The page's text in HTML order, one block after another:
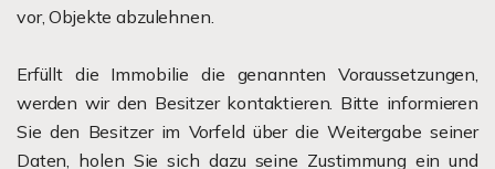
vor, Objekte abzulehnen.
Erfüllt die Immobilie die genannten Voraussetzungen,
werden wir den Besitzer kontaktieren. Bitte informieren
Sie den Besitzer im Vorfeld über die Weitergabe seiner
Daten, holen Sie sich dazu seine Zustimmung ein und